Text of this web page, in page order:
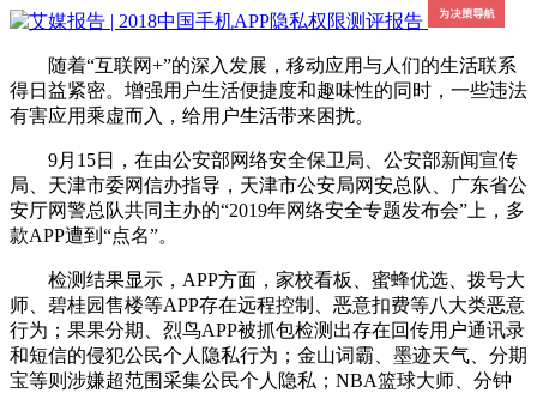
随着“互联网+”的深入发展，移动应用与人们的生活联系
得日益紧密。增强用户生活便捷度和趣味性的同时，一些违法
有害应用乘虚而入，给用户生活带来困扰。
9月15日，在由公安部网络安全保卫局、公安部新闻宣传
局、天津市委网信办指导，天津市公安局网安总队、广东省公
安厅网警总队共同主办的“2019年网络安全专题发布会”上，多
款APP遭到“点名”。
检测结果显示，APP方面，家校看板、蜜蜂优选、拨号大
师、碧桂园售楼等APP存在远程控制、恶意扣费等八大类恶意
行为；果果分期、烈鸟APP被抓包检测出存在回传用户通讯录
和短信的侵犯公民个人隐私行为；金山词霸、墨迹天气、分期
宝等则涉嫌超范围采集公民个人隐私；NBA篮球大师、分钟